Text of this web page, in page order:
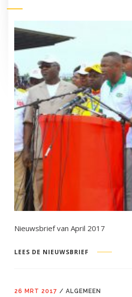
Nieuwsbrief van April 2017
LEES DE NIEUWSBRIEF
26 MRT 2017 / ALGEMEEN